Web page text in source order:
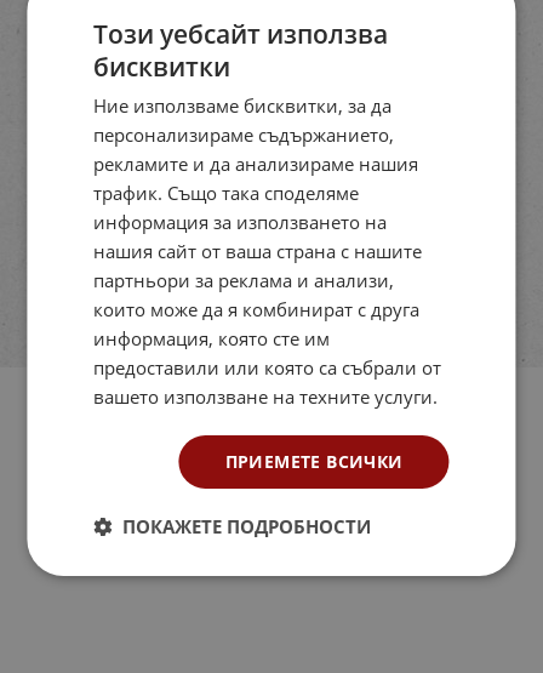
Този уебсайт използва
бисквитки
Ние използваме бисквитки, за да
персонализираме съдържанието,
рекламите и да анализираме нашия
трафик. Също така споделяме
информация за използването на
нашия сайт от ваша страна с нашите
партньори за реклама и анализи,
които може да я комбинират с друга
информация, която сте им
предоставили или която са събрали от
вашето използване на техните услуги.
ПРИЕМЕТЕ ВСИЧКИ
ПОКАЖЕТЕ ПОДРОБНОСТИ